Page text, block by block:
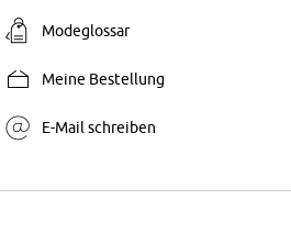
Modeglossar
Meine Bestellung
E-Mail schreiben